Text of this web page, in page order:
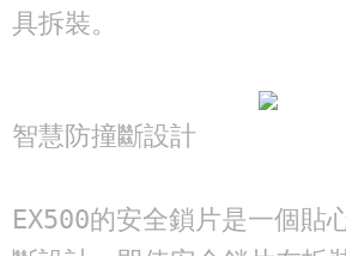
具拆裝。
智慧防撞斷設計
EX500的安全鎖片是一個貼